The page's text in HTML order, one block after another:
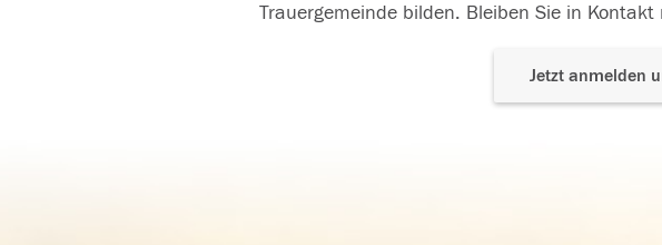
Trauergemeinde bilden. Bleiben Sie in
Jetzt anmelden